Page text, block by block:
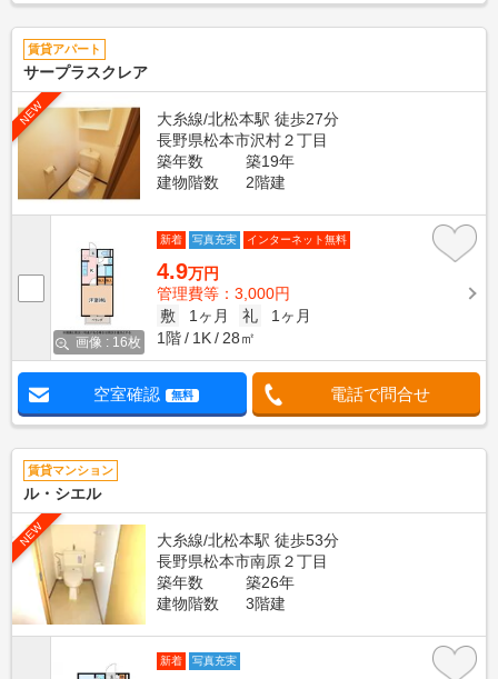
賃貸アパート
サープラスクレア
NEW
大糸線/北松本駅 徒歩27分
長野県松本市沢村２丁目
築年数
築19年
建物階数
2階建
画像 : 16枚
新着 写真充実 インターネット無料
4.9万円
管理費等：3,000円
敷
1ヶ月 礼
1ヶ月
1階
1K 28㎡
空室確認 無料 電話で問合せ
賃貸マンション
ル・シエル
NEW
大糸線/北松本駅 徒歩53分
長野県松本市南原２丁目
築年数
築26年
建物階数
3階建
新着 写真充実